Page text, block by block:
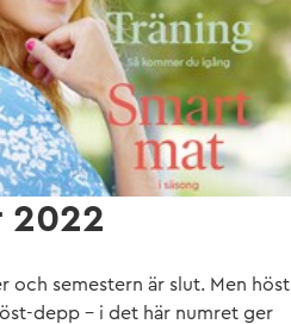
2022
och semestern är slut. Men höst
depp - i det här numret ger